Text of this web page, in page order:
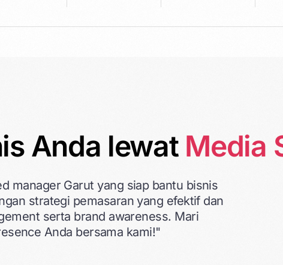
Anda lewat Media
manager Garut yang siap bantu bisnis
strategi pemasaran yang efektif dan
serta brand awareness. Mari
Anda bersama kami!"